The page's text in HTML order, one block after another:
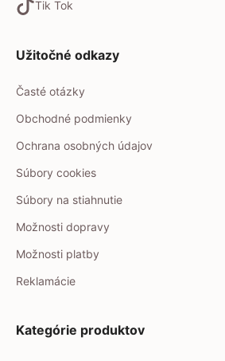
Tik Tok
Užitočné odkazy
Časté otázky
Obchodné podmienky
Ochrana osobných údajov
Súbory cookies
Súbory na stiahnutie
Možnosti dopravy
Možnosti platby
Reklamácie
Kategórie produktov